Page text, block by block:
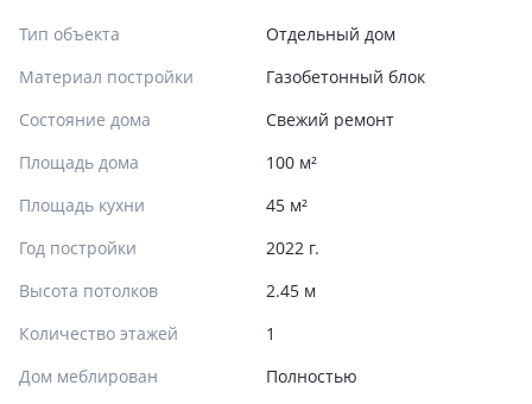
Тип объекта
Отдельный дом
Материал постройки
Газобетонный блок
Состояние дома
Свежий ремонт
Площадь дома
100 м²
Площадь кухни
45 м²
Год постройки
2022 г.
Высота потолков
2.45 м
Количество этажей
1
Дом меблирован
Полностью